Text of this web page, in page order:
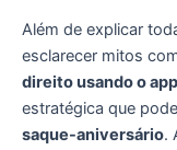
Além de explicar
esclarecer mitos
direito usando o
estratégica que
saque-aniversário.